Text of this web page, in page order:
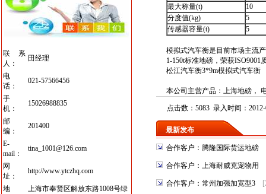
联系
人：
田经理
电
话：
021-57566456
手
机：
15026988835
邮
编：
201400
E-
mail：
tina_1001@126.com
网
址：
http://www.ytczhq.com
地
上海市奉贤区解放东路1008号绿
最大称量(t)
10
分度值(kg)
5
传感器容量(t)
5
模拟式汽车衡是目前市场主流
1-150t标准地磅，荣获
松江汽车衡3*9m模拟式汽车衡
本公司主营产品： 上海地磅 ，
点击数：5083 录入时间：
最新发布
合作客户：腾隆国际货运地磅
合作客户：上海耐威克宠物用
合作客户：常州加强加宽型3